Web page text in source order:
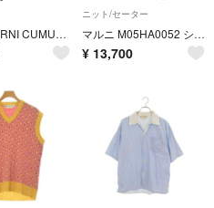
マルニ MARNI CUMU0212A0 シャツ
ニット/セーター
マルニ M05HA0052 ショートスリーブニット メンズ 50
¥ 13,700